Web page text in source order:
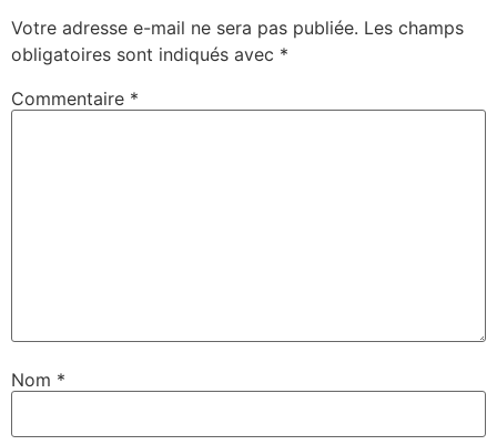
Votre adresse e-mail ne sera pas publiée. Les champs
obligatoires sont indiqués avec *
Commentaire *
Nom *